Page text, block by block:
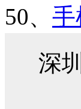
50、 手
深